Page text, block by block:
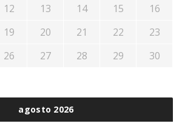
agosto 2026
12 13 14 15
16
19 20 21 22
23
26 27 28 29
30